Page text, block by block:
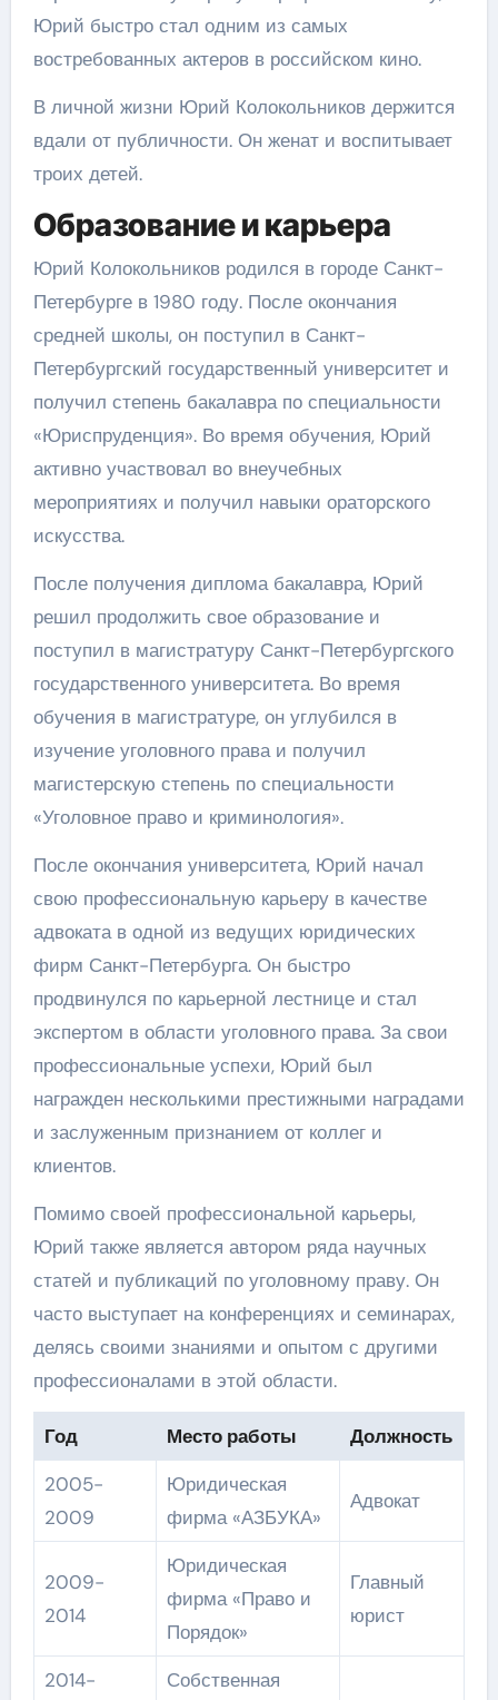
Юрий быстро стал одним из самых
востребованных актеров в российском кино.
В личной жизни Юрий Колокольников держится
вдали от публичности. Он женат и воспитывает
троих детей.
Образование и карьера
Юрий Колокольников родился в городе Санкт-
Петербурге в 1980 году. После окончания
средней школы, он поступил в Санкт-
Петербургский государственный университет и
получил степень бакалавра по специальности
«Юриспруденция». Во время обучения, Юрий
активно участвовал во внеучебных
мероприятиях и получил навыки ораторского
искусства.
После получения диплома бакалавра, Юрий
решил продолжить свое образование и
поступил в магистратуру Санкт-Петербургского
государственного университета. Во время
обучения в магистратуре, он углубился в
изучение уголовного права и получил
магистерскую степень по специальности
«Уголовное право и криминология».
После окончания университета, Юрий начал
свою профессиональную карьеру в качестве
адвоката в одной из ведущих юридических
фирм Санкт-Петербурга. Он быстро
продвинулся по карьерной лестнице и стал
экспертом в области уголовного права. За свои
профессиональные успехи, Юрий был
награжден несколькими престижными наградами
и заслуженным признанием от коллег и
клиентов.
Помимо своей профессиональной карьеры,
Юрий также является автором ряда научных
статей и публикаций по уголовному праву. Он
часто выступает на конференциях и семинарах,
делясь своими знаниями и опытом с другими
профессионалами в этой области.
Год Место работы
Должность
2005-
2009
Юридическая
фирма «АЗБУКА»
Адвокат
2009-
2014
Юридическая
фирма «Право и
Порядок»
Главный
юрист
2014-
Собственная